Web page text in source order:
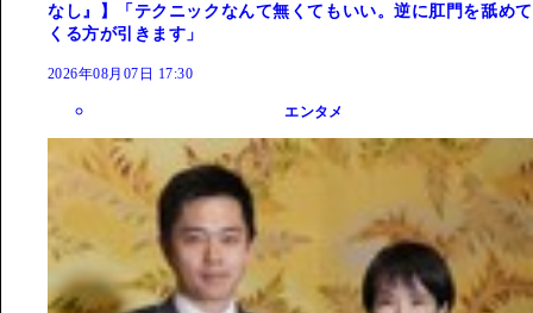
なし』】「テクニックなんて無くてもいい。逆に肛門を舐めて
くる方が引きます」
2026年08月07日 17:30
エンタメ